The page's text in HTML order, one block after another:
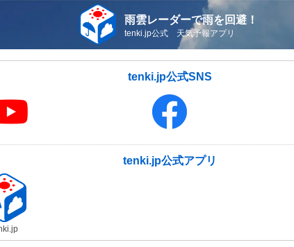
雨雲レーダーで雨を回避！
tenki.jp公式 天気予報アプリ
tenki.jp公式SNS
tenki.jp公式アプリ